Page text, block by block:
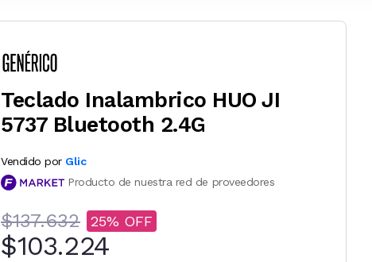
Teclado Inalambrico HUO JI
5737 Bluetooth 2.4G
Vendido por Glic
Producto de nuestra red de proveedores
$137.632 25
$103.224